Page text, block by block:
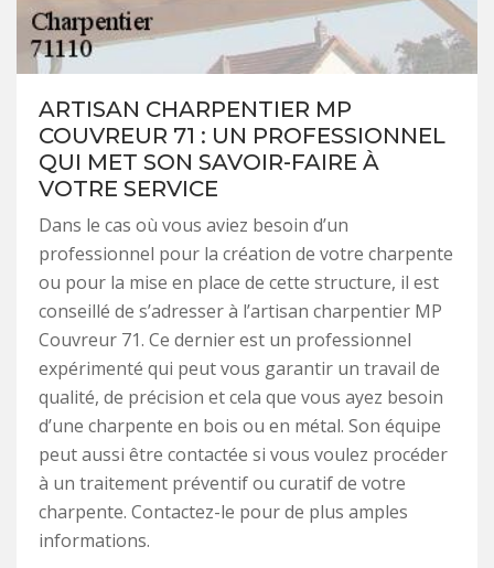
ARTISAN CHARPENTIER MP
COUVREUR 71 : UN PROFESSIONNEL
QUI MET SON SAVOIR-FAIRE À
VOTRE SERVICE
Dans le cas où vous aviez besoin d’un
professionnel pour la création de votre charpente
ou pour la mise en place de cette structure, il est
conseillé de s’adresser à l’artisan charpentier MP
Couvreur 71. Ce dernier est un professionnel
expérimenté qui peut vous garantir un travail de
qualité, de précision et cela que vous ayez besoin
d’une charpente en bois ou en métal. Son équipe
peut aussi être contactée si vous voulez procéder
à un traitement préventif ou curatif de votre
charpente. Contactez-le pour de plus amples
informations.